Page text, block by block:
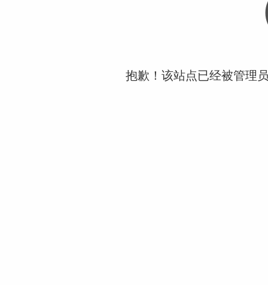
抱歉！该站点已经被管理